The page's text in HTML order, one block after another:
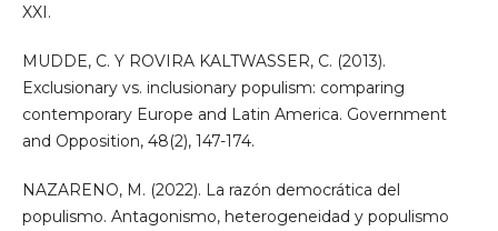
XXI.
MUDDE, C. Y ROVIRA KALTWASSER, C. (2013).
Exclusionary vs. inclusionary populism: comparing
contemporary Europe and Latin America. Government
and Opposition, 48(2), 147-174.
NAZARENO, M. (2022). La razón democrática del
populismo. Antagonismo, heterogeneidad y populismo